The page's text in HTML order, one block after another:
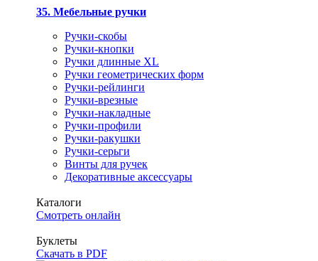
35. Мебельные ручки
Ручки-скобы
Ручки-кнопки
Ручки длинные XL
Ручки геометрических форм
Ручки-рейлинги
Ручки-врезные
Ручки-накладные
Ручки-профили
Ручки-ракушки
Ручки-серьги
Винты для ручек
Декоративные аксессуары
Каталоги
Смотреть онлайн
Буклеты
Скачать в PDF